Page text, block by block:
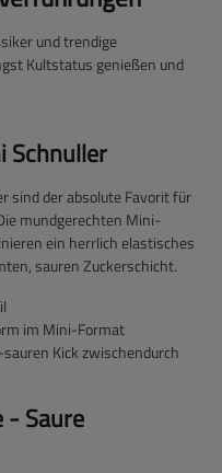
und trendige
Kultstatus genießen und
Schnuller
sind der absolute Favorit für
mundgerechten Mini-
ein herrlich elastisches
sauren Zuckerschicht.
im Mini-Format
Kick zwischendurch
- Saure